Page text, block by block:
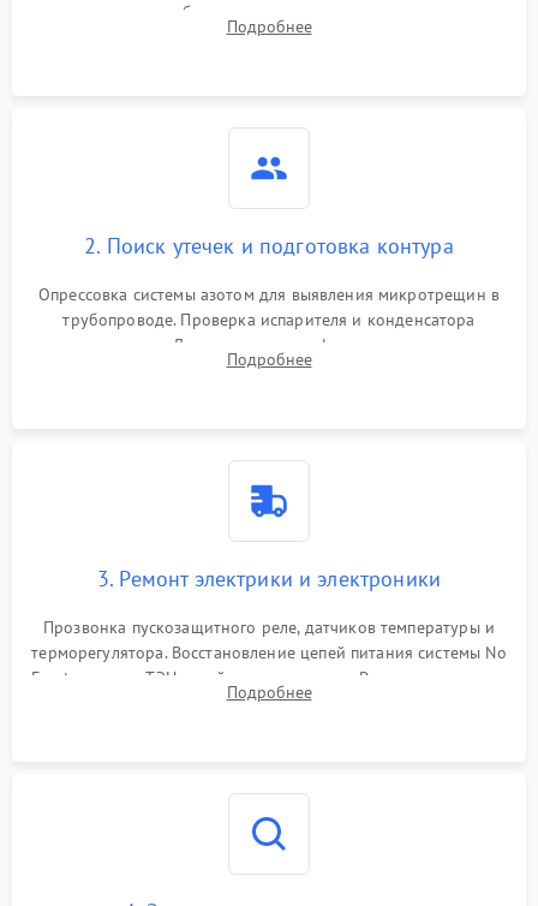
1000 ₽
1800 ₽
сопротивления обмоток мотора, проверка термостата и
считывание кодов ошибок с электронного дисплея.
Подробнее
2. Поиск утечек и подготовка контура
Опрессовка системы азотом для выявления микротрещин в
трубопроводе. Проверка испарителя и конденсатора
течеискателем. Демонтаж старого фильтра-осушителя и
продувка капиллярной трубки для устранения засоров.
Подробнее
3. Ремонт электрики и электроники
Прозвонка пускозащитного реле, датчиков температуры и
терморегулятора. Восстановление цепей питания системы No
Frost, включая ТЭН оттайки и вентилятор. Ремонт или замена
платы управления при сбоях алгоритмов.
Подробнее